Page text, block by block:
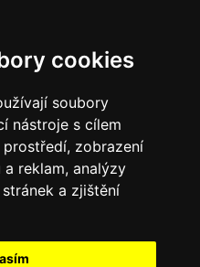
cookies
soubory
nástroje s cílem
zobrazení
reklam, analýzy
a zjištění